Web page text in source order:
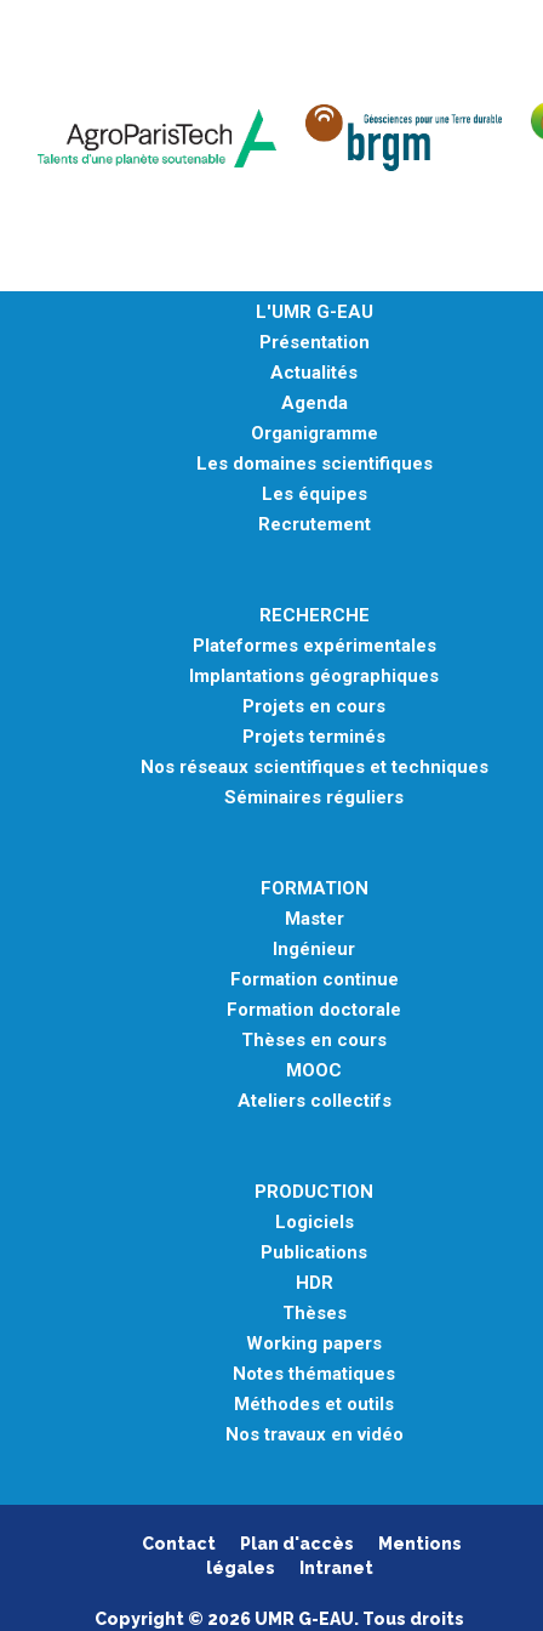
L'UMR G-EAU
Présentation
Actualités
Agenda
Organigramme
Les domaines scientifiques
Les équipes
Recrutement
RECHERCHE
Plateformes expérimentales
Implantations géographiques
Projets en cours
Projets terminés
Nos réseaux scientifiques et techniques
Séminaires réguliers
FORMATION
Master
Ingénieur
Formation continue
Formation doctorale
Thèses en cours
MOOC
Ateliers collectifs
PRODUCTION
Logiciels
Publications
HDR
Thèses
Working papers
Notes thématiques
Méthodes et outils
Nos travaux en vidéo
Contact Plan d'accès
Mentions
légales
Intranet
Copyright © 2026 UMR G-EAU. Tous droits